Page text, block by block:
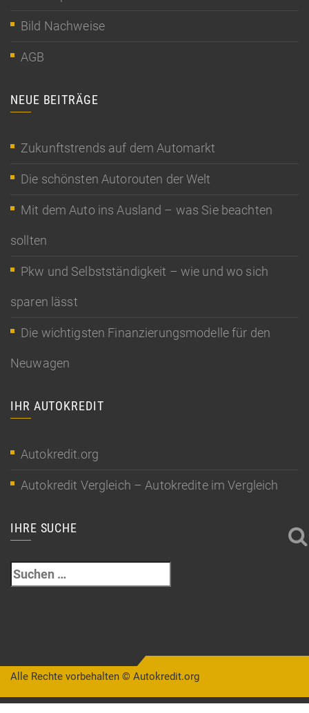
Bild Nachweise
AGB
NEUE BEITRÄGE
Zukunftstrends auf dem Automarkt
Die schönsten Autorouten der Welt
Mit dem Auto ins Ausland – was Sie beachten
sollten
Pkw und Selbstständigkeit – wie und wo sich
sparen lässt
Die wichtigsten Finanzierungsmodelle für den
Neuwagen
IHR AUTOKREDIT
Autokredit.org
Autokredit Vergleich – Autokredite im Vergleich
IHRE SUCHE
Alle Rechte vorbehalten © Autokredit.org